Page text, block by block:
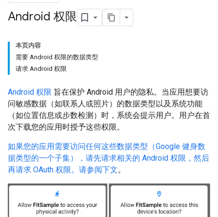
Android 权限
本页内容
需要 Android 权限的数据类型
请求 Android 权限
Android 权限 旨在保护 Android 用户的隐私。当应用想要访
问敏感数据（如联系人或照片）的数据类型以及系统功能
（如位置信息或步数检测）时，系统会提示用户。用户在首
次下载您的应用时授予这些权限。
如果您的应用需要访问任何这些数据类型（Google 健身数
据类型的一个子集），请先请求相关的 Android 权限，然后
再请求 OAuth 权限。 请参阅下文。